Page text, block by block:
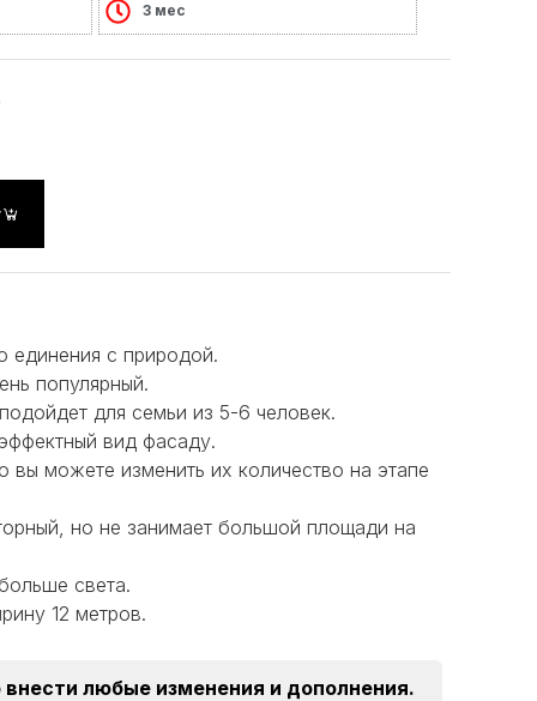
3 мес
единения с природой.
популярный.
для семьи из 5-6 человек.
вид фасаду.
вы можете изменить их количество на этапе
но не занимает большой площади на
света.
12 метров.
любые изменения и дополнения.